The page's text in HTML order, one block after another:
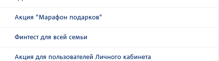
Акция "Марафон подарков"
Финтест для всей семьи
Акция для пользователей Личного кабинета